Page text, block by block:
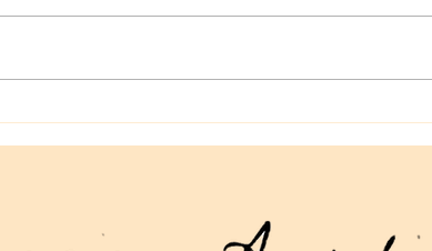
necesitas: artículos geek en